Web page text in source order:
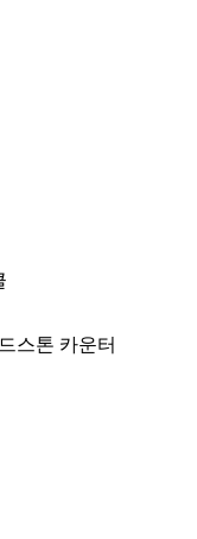
스톤 카운터